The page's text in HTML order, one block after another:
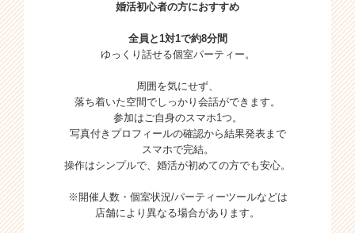
婚活初心者の方におすすめ
全員と1対1で約8分間
ゆっくり話せる個室パーティー。
周囲を気にせず、
落ち着いた空間でしっかり会話ができます。
参加はご自身のスマホ1つ。
写真付きプロフィールの確認から結果発表まで
スマホで完結。
操作はシンプルで、婚活が初めての方でも安心。
※開催人数・個室状況/パーティーツールなどは
店舗により異なる場合があります。